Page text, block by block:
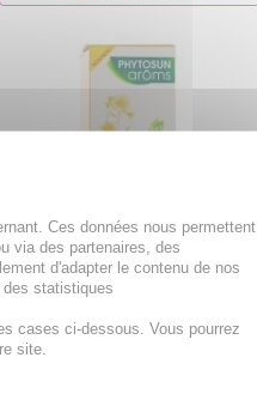
PHYTOSUN AROMS Extrait
lipidique Arnica flacon
Ces données nous permettent
via des partenaires, des
d'adapter le contenu de nos
statistiques
cases ci-dessous. Vous pourrez
site.